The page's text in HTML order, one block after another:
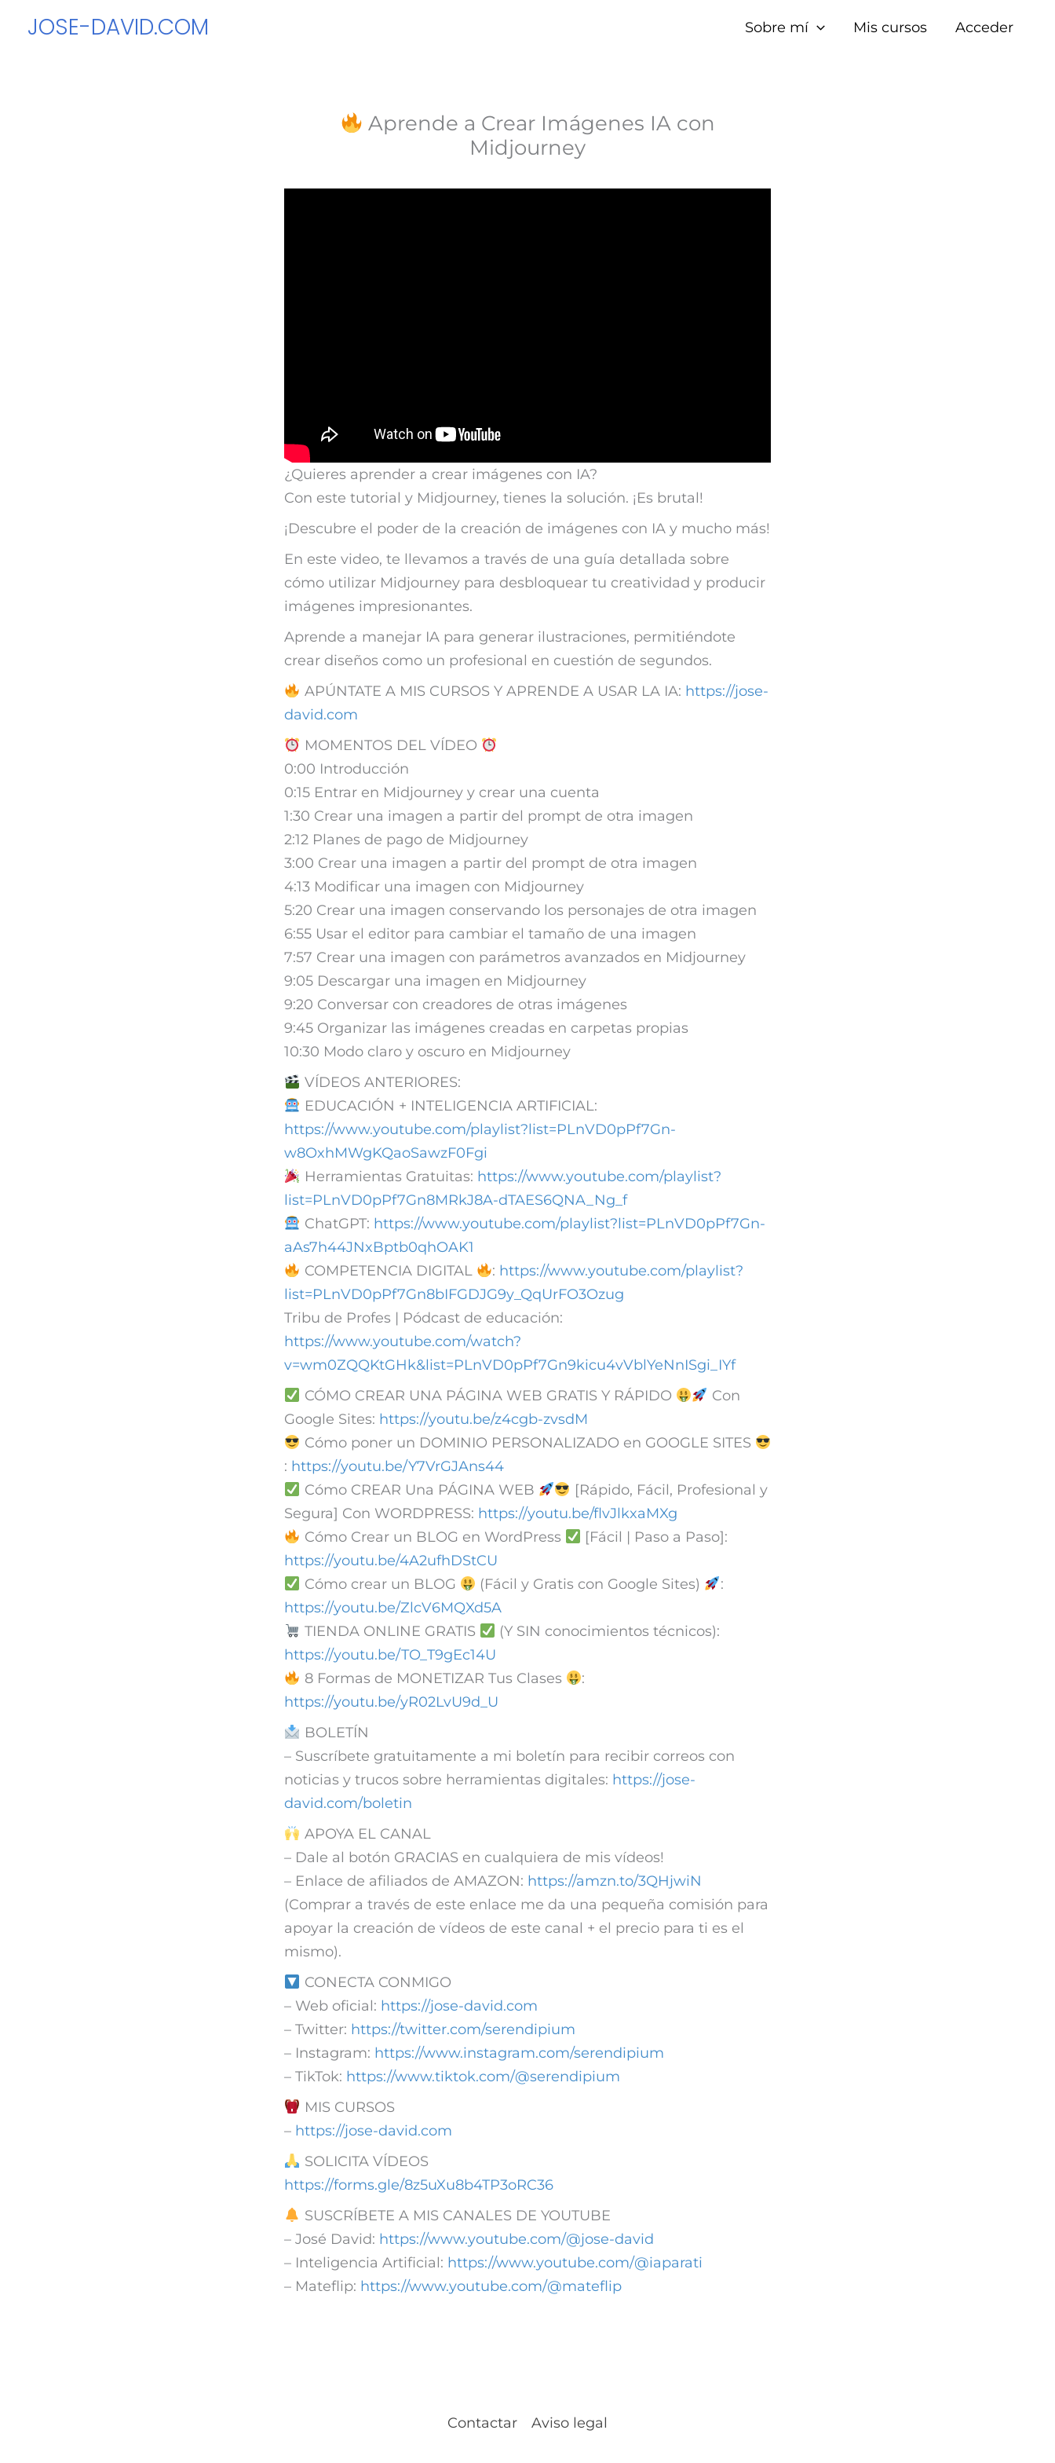
JOSE-DAVID.COM Sobre mí Mis cursos Acceder
Aprende a Crear Imágenes IA con
Midjourney
¿Quieres aprender a crear imágenes con IA?
Con este tutorial y Midjourney, tienes la solución. ¡Es brutal!
¡Descubre el poder de la creación de imágenes con IA y mucho más!
En este video, te llevamos a través de una guía detallada sobre
cómo utilizar Midjourney para desbloquear tu creatividad y producir
imágenes impresionantes.
Aprende a manejar IA para generar ilustraciones, permitiéndote
crear diseños como un profesional en cuestión de segundos.
APÚNTATE A MIS CURSOS Y APRENDE A USAR LA IA: https://jose-
david.com
MOMENTOS DEL VÍDEO
0:00 Introducción
0:15 Entrar en Midjourney y crear una cuenta
1:30 Crear una imagen a partir del prompt de otra imagen
2:12 Planes de pago de Midjourney
3:00 Crear una imagen a partir del prompt de otra imagen
4:13 Modificar una imagen con Midjourney
5:20 Crear una imagen conservando los personajes de otra imagen
6:55 Usar el editor para cambiar el tamaño de una imagen
7:57 Crear una imagen con parámetros avanzados en Midjourney
9:05 Descargar una imagen en Midjourney
9:20 Conversar con creadores de otras imágenes
9:45 Organizar las imágenes creadas en carpetas propias
10:30 Modo claro y oscuro en Midjourney
VÍDEOS ANTERIORES:
EDUCACIÓN + INTELIGENCIA ARTIFICIAL:
https://www.youtube.com/playlist?list=PLnVD0pPf7Gn-
w8OxhMWgKQaoSawzF0Fgi
Herramientas Gratuitas: https://www.youtube.com/playlist?
list=PLnVD0pPf7Gn8MRkJ8A-dTAES6QNA_Ng_f
ChatGPT: https://www.youtube.com/playlist?list=PLnVD0pPf7Gn-
aAs7h44JNxBptb0qhOAK1
COMPETENCIA DIGITAL
: https://www.youtube.com/playlist?
list=PLnVD0pPf7Gn8bIFGDJG9y_QqUrFO3Ozug
Tribu de Profes | Pódcast de educación:
https://www.youtube.com/watch?
v=wm0ZQQKtGHk&list=PLnVD0pPf7Gn9kicu4vVblYeNnISgi_IYf
CÓMO CREAR UNA PÁGINA WEB GRATIS Y RÁPIDO
Con
Google Sites: https://youtu.be/z4cgb-zvsdM
Cómo poner un DOMINIO PERSONALIZADO en GOOGLE SITES
: https://youtu.be/Y7VrGJAns44
Cómo CREAR Una PÁGINA WEB
[Rápido, Fácil, Profesional y
Segura] Con WORDPRESS: https://youtu.be/flvJlkxaMXg
Cómo Crear un BLOG en WordPress
[Fácil | Paso a Paso]:
https://youtu.be/4A2ufhDStCU
Cómo crear un BLOG
(Fácil y Gratis con Google Sites)
:
https://youtu.be/ZlcV6MQXd5A
TIENDA ONLINE GRATIS
(Y SIN conocimientos técnicos):
https://youtu.be/TO_T9gEc14U
8 Formas de MONETIZAR Tus Clases
:
https://youtu.be/yR02LvU9d_U
BOLETÍN
– Suscríbete gratuitamente a mi boletín para recibir correos con
noticias y trucos sobre herramientas digitales: https://jose-
david.com/boletin
APOYA EL CANAL
– Dale al botón GRACIAS en cualquiera de mis vídeos!
– Enlace de afiliados de AMAZON: https://amzn.to/3QHjwiN
(Comprar a través de este enlace me da una pequeña comisión para
apoyar la creación de vídeos de este canal + el precio para ti es el
mismo).
CONECTA CONMIGO
– Web oficial: https://jose-david.com
– Twitter: https://twitter.com/serendipium
– Instagram: https://www.instagram.com/serendipium
– TikTok: https://www.tiktok.com/@serendipium
MIS CURSOS
– https://jose-david.com
SOLICITA VÍDEOS
https://forms.gle/8z5uXu8b4TP3oRC36
SUSCRÍBETE A MIS CANALES DE YOUTUBE
– José David: https://www.youtube.com/@jose-david
– Inteligencia Artificial: https://www.youtube.com/@iaparati
– Mateflip: https://www.youtube.com/@mateflip
Contactar Aviso legal